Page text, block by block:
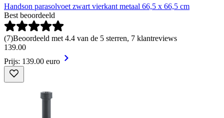
Handson parasolvoet zwart vierkant metaal 66,5 x 66,5 cm
Best beoordeeld
(7)Beoordeeld met 4.4 van de 5 sterren, 7 klantreviews
139.00
Prijs: 139.00 euro